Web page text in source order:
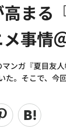
まる
事情
マンガ『夏目友
た。そこで、今